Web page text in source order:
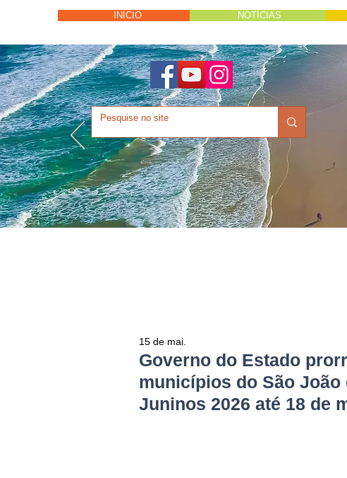
INÍCIO NOTÍCIAS
Governo do Estado
municípios do São João
Juninos 2026 até 18 de
15 de mai.